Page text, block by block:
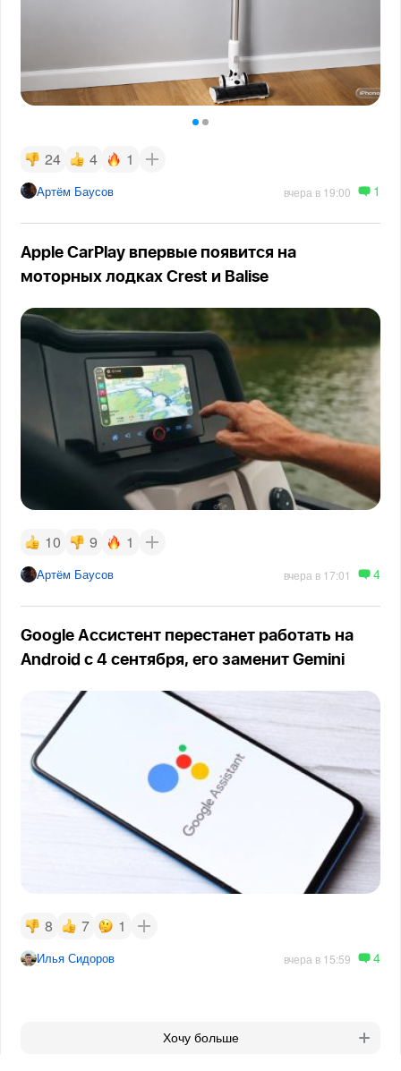
24 4 1
Артём Баусов вчера в 19:00 1
Apple CarPlay впервые появится на
моторных лодках Crest и Balise
10 9 1
Артём Баусов вчера в 17:01 4
Google Ассистент перестанет работать на
Android с 4 сентября, его заменит Gemini
8 7 1
Илья Сидоров вчера в 15:59 4
Хочу больше